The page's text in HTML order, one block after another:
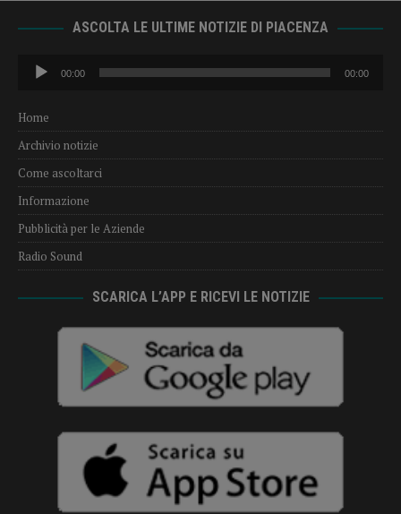
ASCOLTA LE ULTIME NOTIZIE DI PIACENZA
Audio
Player
00:00 00:00
Home
Archivio notizie
Come ascoltarci
Informazione
Pubblicità per le Aziende
Radio Sound
SCARICA L’APP E RICEVI LE NOTIZIE